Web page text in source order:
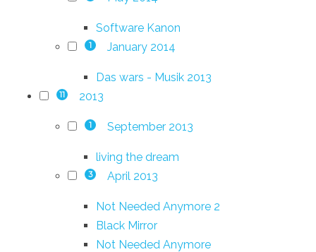
Software Kanon
1 January 2014
Das wars - Musik 2013
11 2013
1 September 2013
living the dream
3 April 2013
Not Needed Anymore 2
Black Mirror
Not Needed Anymore